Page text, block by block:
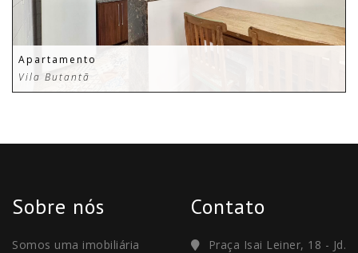
Apartamento
Vila Butantã
Sobre nós
Somos uma imobiliária
Contato
Praça Isai Leiner, 18 - Jd.